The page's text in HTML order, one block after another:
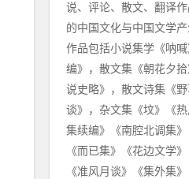
说、评论、散文、翻译
的中国文化与中国文学
作品包括小说集学《呐
编》，散文集《朝花夕
说史略》，散文诗集《
谈》，杂文集《坟》《
集续编》《南腔北调集
《而已集》《花边文学
《准风月谈》《集外集